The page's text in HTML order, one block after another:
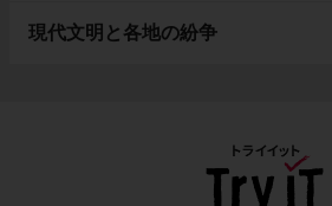
現代文明と各地の紛争